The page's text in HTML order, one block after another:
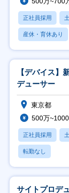
正社員採用
産休・育休あり
【デバイス】
デューサー
東京都
500万
正社員採用
転勤なし
サイトプロデ